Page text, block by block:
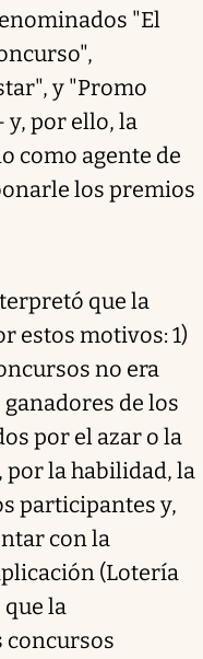
"El
y "Promo
y, por ello, la
como agente de
los premios
que la
estos motivos: 1)
no era
de los
por el azar o la
la habilidad, la
participantes y,
con la
(Lotería
que la
concursos